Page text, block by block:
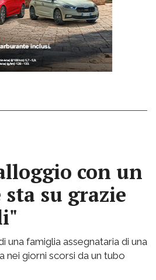
con un
su grazie
una famiglia assegnataria di una
nei giorni scorsi da un tubo